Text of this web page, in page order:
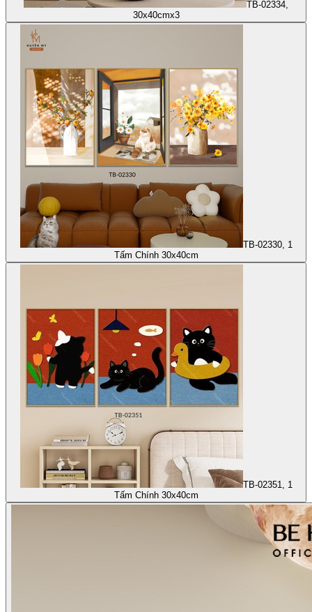
TB-02334,
30x40cmx3
TB-02330, 1
Tấm Chính 30x40cm
TB-02351, 1
Tấm Chính 30x40cm